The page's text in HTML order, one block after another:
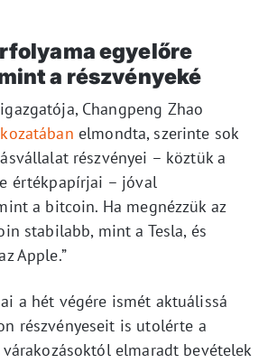
egyelőre
a részvényeké
Changpeng Zhao
elmondta, szerinte sok
részvényei – köztük a
értékpapírjai – jóval
a bitcoin. Ha megnézzük az
stabilabb, mint a Tesla, és
Apple.”
a hét végére ismét aktuálissá
részvényeseit is utolérte a
elmaradt bevételek